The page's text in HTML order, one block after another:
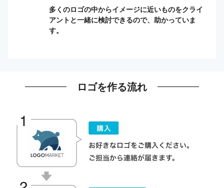
多くのロゴの中からイメージに近いものをクライ
アントと一緒に検討できるので、助かっていま
す。
ロゴを作る流れ